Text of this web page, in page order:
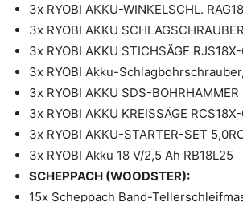
3x RYOBI AKKU-WINKELSCHL.
3x RYOBI AKKU
3x RYOBI AKKU STICHSÄGE
3x RYOBI Akku-
3x RYOBI AKKU SDS-
3x RYOBI AKKU KREISSÄGE
3x RYOBI AKKU-STARTER-SET
3x RYOBI Akku 18 V/2,5 Ah RB18L25
SCHEPPACH (WOODSTER):
15x Scheppach Band-